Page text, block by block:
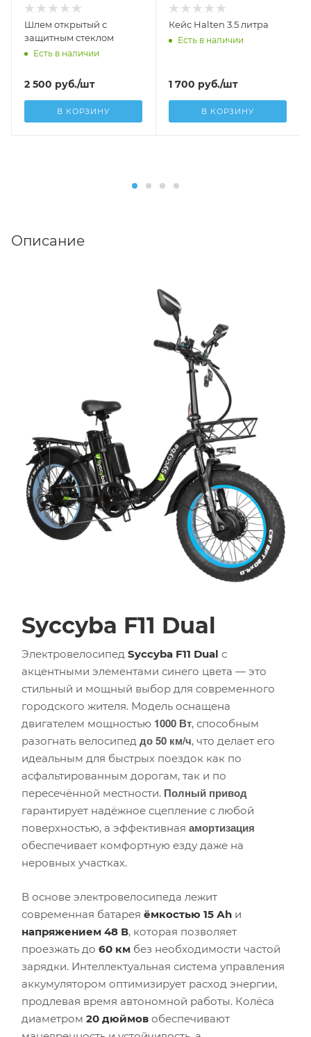
Шлем открытый с
защитным стеклом
Есть в наличии
2 500 руб./шт
В КОРЗИНУ
Кейс Halten 3.5 литра
Есть в наличии
1 700 руб./шт
В КОРЗИНУ
Описание
Syccyba F11 Dual
Электровелосипед Syccyba F11 Dual с
акцентными элементами синего цвета — это
стильный и мощный выбор для современного
городского жителя. Модель оснащена
двигателем мощностью 1000 Вт, способным
разогнать велосипед до 50 км/ч, что делает его
идеальным для быстрых поездок как по
асфальтированным дорогам, так и по
пересечённой местности. Полный привод
гарантирует надёжное сцепление с любой
поверхностью, а эффективная амортизация
обеспечивает комфортную езду даже на
неровных участках.
В основе электровелосипеда лежит
современная батарея ёмкостью 15 Аh и
напряжением 48 В, которая позволяет
проезжать до 60 км без необходимости частой
зарядки. Интеллектуальная система управления
аккумулятором оптимизирует расход энергии,
продлевая время автономной работы. Колёса
диаметром 20 дюймов обеспечивают